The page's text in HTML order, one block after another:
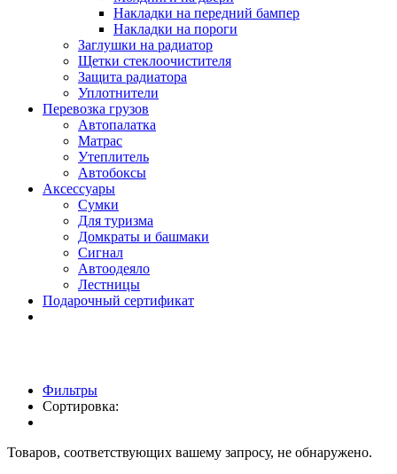
Накладки на передний бампер
Накладки на пороги
Заглушки на радиатор
Щетки стеклоочистителя
Защита радиатора
Уплотнители
Перевозка грузов
Автопалатка
Матрас
Утеплитель
Автобоксы
Аксессуары
Сумки
Для туризма
Домкраты и башмаки
Сигнал
Автоодеяло
Лестницы
Подарочный сертификат
Фильтры
Сортировка:
Товаров, соответствующих вашему запросу, не обнаружено.